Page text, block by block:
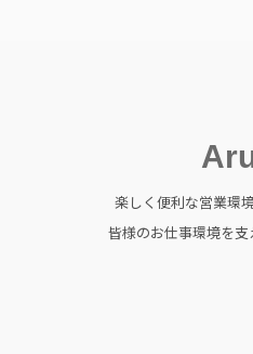
楽しく便利な営業環
皆様のお仕事環境を支